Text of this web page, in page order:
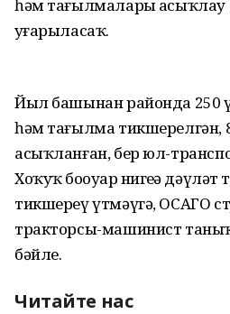
һәм тағылмаларҙы
уҙғарыласаҡ.
Йыл башынан районда 250
һәм тағылма тикшерелгән,
асыҡланған, бер юл-
Хоҡуҡ боҙоуҙар нигеҙҙә
тикшереү үтмәүгә, ОСАГО
тракторсы-машинист
бәйле.
Читайте нас